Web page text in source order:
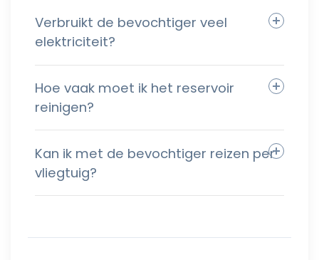
Verbruikt de bevochtiger veel
elektriciteit?
Hoe vaak moet ik het reservoir
reinigen?
Kan ik met de bevochtiger reizen per
vliegtuig?